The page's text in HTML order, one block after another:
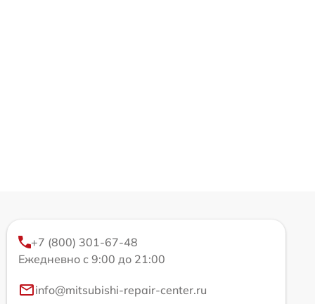
+7 (800) 301-67-48
Ежедневно с 9:00 до 21:00
info@mitsubishi-repair-center.ru